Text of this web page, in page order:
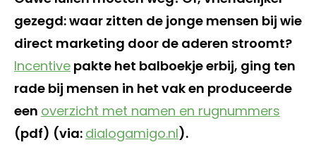
gezegd: waar zitten de jonge mensen bij wie
direct marketing door de aderen stroomt?
Incentive pakte het balboekje erbij, ging ten
rade bij mensen in het vak en produceerde
een overzicht met namen en rugnummers
(pdf) (via: dialogamigo.nl).